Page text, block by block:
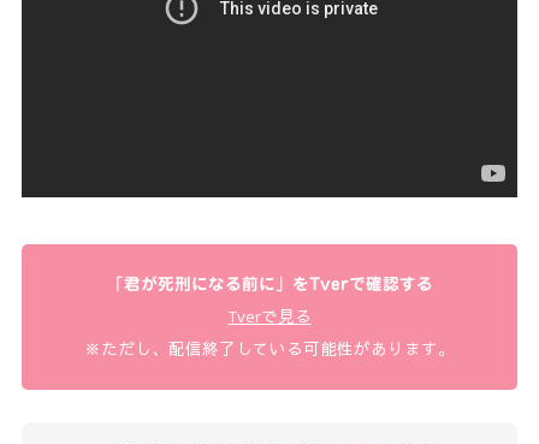
「君が死刑になる前に」をTverで確認する
Tverで見る
※ただし、配信終了している可能性があります。